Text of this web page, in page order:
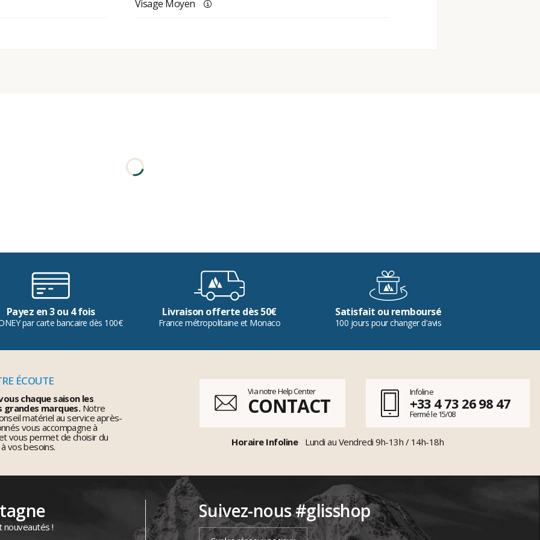
Visage Moyen
Payez en 3 ou 4 fois
par carte bancaire dès 100€
Livraison offerte dès 50€
France métropolitaine et Monaco
Satisfait ou remboursé
100 jours pour changer d'avis
ÉCOUTE
chaque saison les
grandes marques.Notre
matériel au service après-
vous accompagne à
vous permet de choisir du
vos besoins.
Via notre Help Center
CONTACT
Infoline
+33 4 73 26 98 47
Fermé le 15/08
Horaire Infoline Lundi au Vendredi 9h-13h / 14h-18h
nouveautés !
Suivez-nous #glisshop